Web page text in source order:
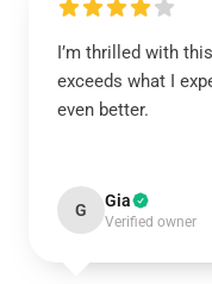
I’m thrilled with
exceeds what I
even better.
G Gia
Verified owner